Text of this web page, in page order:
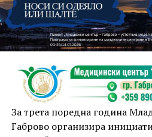
На 13 август организаторите
занимания и за здрав дух, и
Инструкторката по пилатес
от FitLab ще се погрижи за
тренировка от 19.00 ч., а
атака с куиз вечер за обща
приключи с прожекция на
комедиен филм „Брънч за
под звездното дряновско
За трета поредна година
Габрово организира